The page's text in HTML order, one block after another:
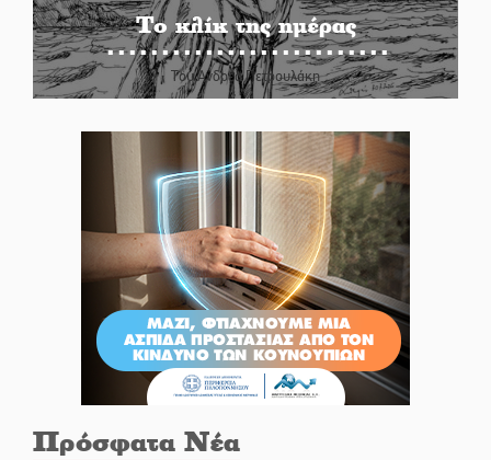
Το κλίκ της ημέρας
Του Ανδρέα Πετρουλάκη
Πρόσφατα Νέα